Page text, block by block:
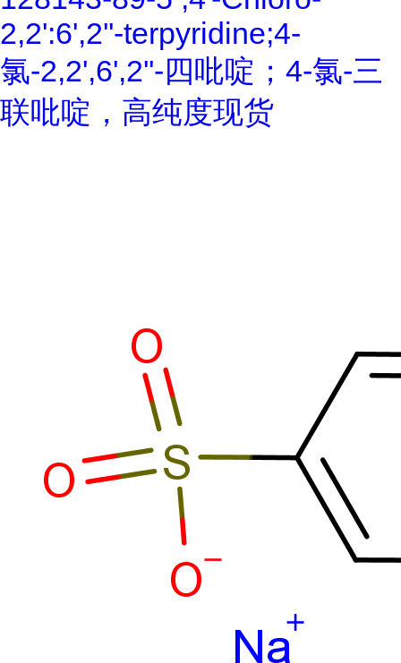
2,2':6',2''-terpyridine;4-
氯-2,2',6',2''-四吡啶；4-氯-三
联吡啶，高纯度现货